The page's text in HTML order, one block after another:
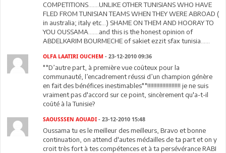
COMPETITIONS.......UNLIKE OTHER TUNISIANS WHO HAVE
FLED FROM TUNISIAN TEAMS WHEN THEY WERE ABROAD (
in australia; italy etc...) SHAME ON THEM AND HOORAY TO
YOU OUSSAMA.......and this is the honest opinion of
ABDELKARIM BOURMECHE of sakiet ezzit sfax tunisia......
OLFA LAATIRI OUCHEM - 23-12-2010 09:36
""D’autre part, à première vue coûteux pour la
communauté, l’encadrement réussi d’un champion génère
en fait des bénéfices inestimables""!!!!!!!!!!!!!!!!!!!!!! je ne suis
vraiment pas d'accord sur ce point, sincèrement qu'a-t-il
coûté à la Tunisie?
SAOUSSSEN AOUADI - 23-12-2010 15:48
Oussama tu es le meilleur des meilleurs, Bravo et bonne
continuation, on attend d'autes médailles de ta part et on y
croit très fort à tes compétences et à ta persévérance RABI